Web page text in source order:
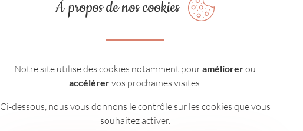
À propos de nos cookies
Notre site utilise des cookies notamment pouraméliorerou
accélérervos prochaines visites.
Ci-dessous, nous vous donnons le contrôle sur les cookies que vous
souhaitez activer.